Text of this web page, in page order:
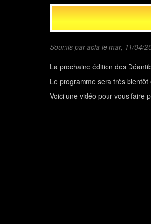
Soumis paracla le mar, 11/04/
La prochaine édition des
Le programme sera très bientôt
Voici une vidéo pour vous faire